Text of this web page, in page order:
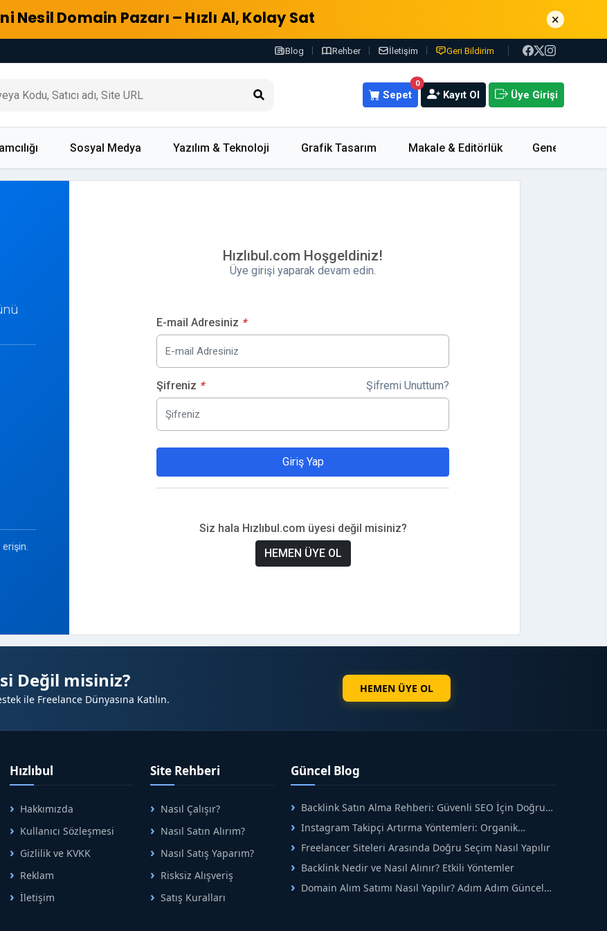
Nesil Domain Pazarı – Hızlı Al, Kolay Sat ×
Blog Rehber İletişim Geri Bildirim
0
Sepet Kayıt Ol Üye Girişi
Sosyal Medya Yazılım & Teknoloji Grafik Tasarım Makale & Editörlük Genel
Hızlıbul.com Hoşgeldiniz!
Üye girişi yaparak devam edin.
E-mail Adresiniz *
Şifremi Unuttum?
Şifreniz *
Giriş Yap
Siz hala Hızlıbul.com üyesi değil misiniz?
HEMEN ÜYE OL
Değil misiniz?
ile Freelance Dünyasına Katılın.
HEMEN ÜYE OL
Hızlıbul
Hakkımızda
Kullanıcı Sözleşmesi
Gizlilik ve KVKK
Reklam
İletişim
Site Rehberi
Nasıl Çalışır?
Nasıl Satın Alırım?
Nasıl Satış Yaparım?
Risksiz Alışveriş
Satış Kuralları
Güncel Blog
Backlink Satın Alma Rehberi: Güvenli SEO İçin Doğru
Instagram Takipçi Artırma Yöntemleri: Organik
Büyüme Rehberi
Freelancer Siteleri Arasında Doğru Seçim Nasıl Yapılır
Backlink Nedir ve Nasıl Alınır? Etkili Yöntemler
Domain Alım Satımı Nasıl Yapılır? Adım Adım Güncel